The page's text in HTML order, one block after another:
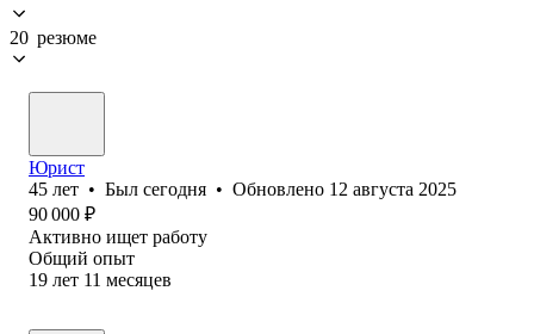
20 резюме
Юрист
45 лет • Был сегодня • Обновлено 12 августа 2025
90 000 ₽
Активно ищет работу
Общий опыт
19 лет 11 месяцев